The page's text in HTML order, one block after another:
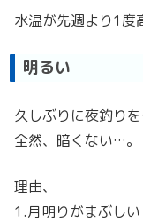
水温が先週より1度
明るい
久しぶりに夜釣りを
全然、暗くない…。
理由、
1.月明りがまぶしい